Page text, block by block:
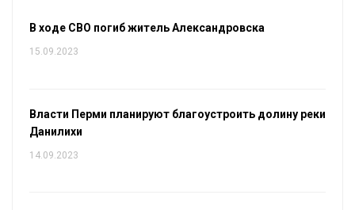
В ходе СВО погиб житель Александровска
15.09.2023
Власти Перми планируют благоустроить долину реки
Данилихи
14.09.2023